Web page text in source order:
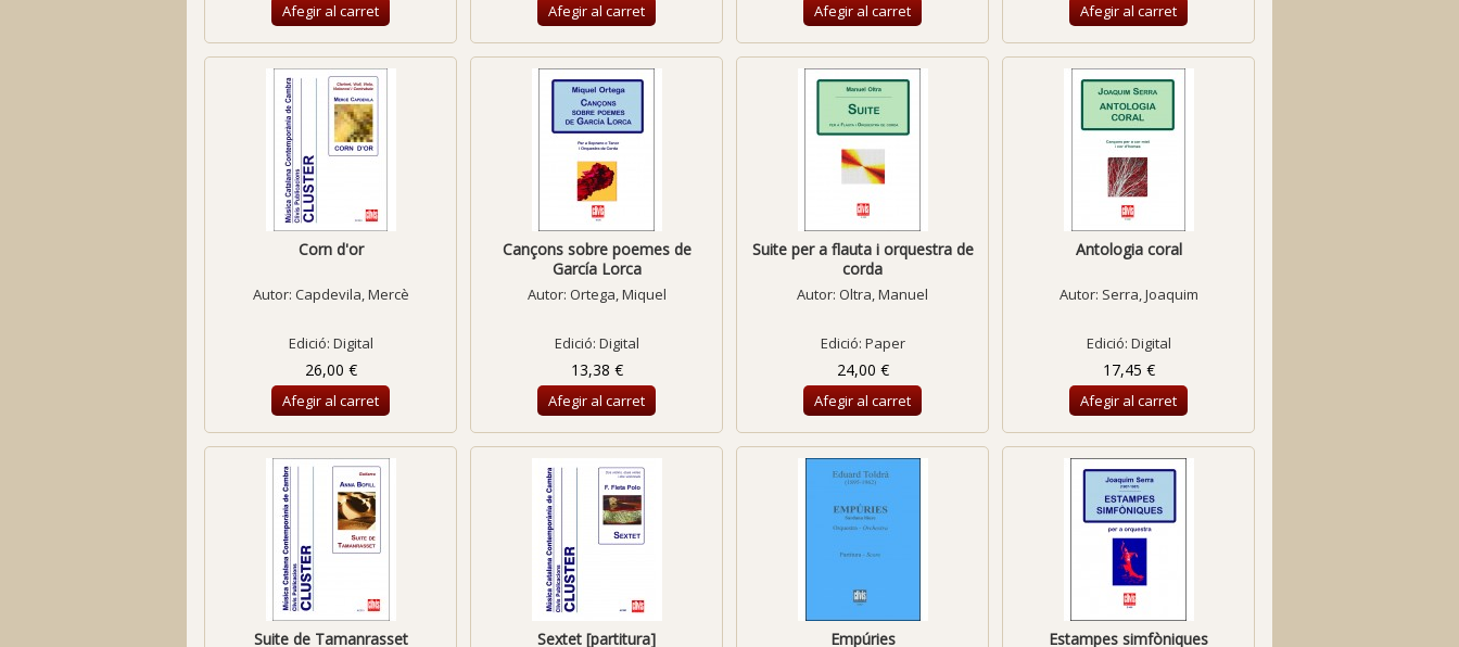
Afegir al carret Afegir al carret Afegir al carret Afegir al carret
Corn d'or
Autor: Capdevila, Mercè
Edició: Digital
26,00 €
Afegir al carret
Cançons sobre poemes de
García Lorca
Autor: Ortega, Miquel
Edició: Digital
13,38 €
Afegir al carret
Suite per a flauta i orquestra de
corda
Autor: Oltra, Manuel
Edició: Paper
24,00 €
Afegir al carret
Antologia coral
Autor: Serra, Joaquim
Edició: Digital
17,45 €
Afegir al carret
Suite de Tamanrasset Sextet [partitura] Empúries Estampes simfòniques